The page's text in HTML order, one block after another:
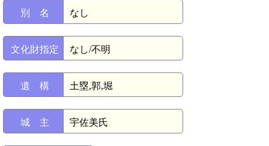
別 名 なし
文化財指定 なし/不明
遺 構 土塁,郭,堀
城 主 宇佐美氏